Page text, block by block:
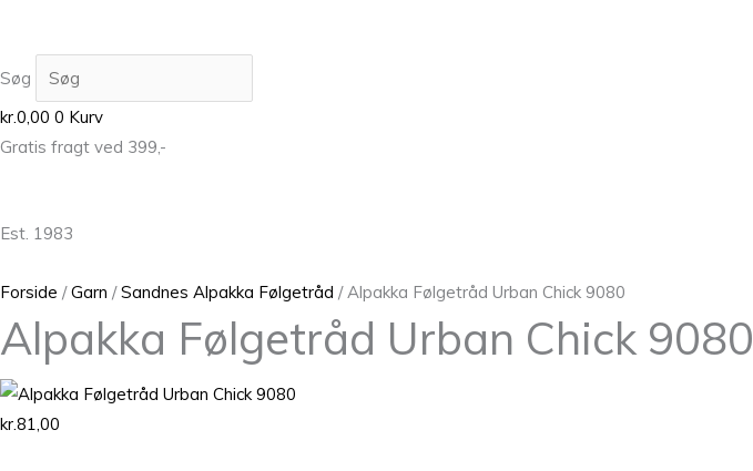
Søg
kr.0,00 0 Kurv
Gratis fragt ved 399,-
Est. 1983
Forside /Garn /Sandnes Alpakka Følgetråd / Alpakka Følgetråd Urban Chick 9080
Alpakka Følgetråd Urban Chick 9080
kr.81,00